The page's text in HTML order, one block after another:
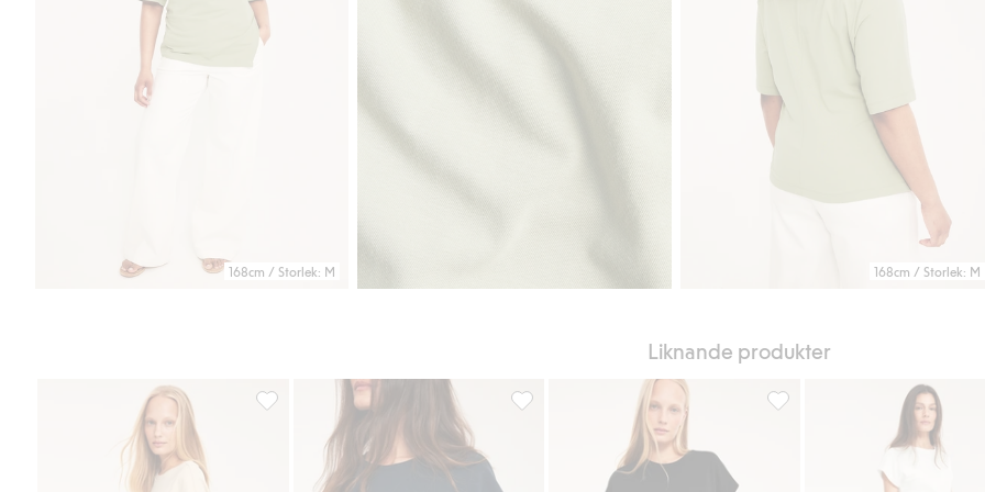
168cm / Storlek: M 168cm / Storlek: M
Liknande produkter
Topp med knytdetalj, Lägg till i favoriterTopp med knytdetalj, Lägg till i favoriterTopp med knytdetalj, Lägg